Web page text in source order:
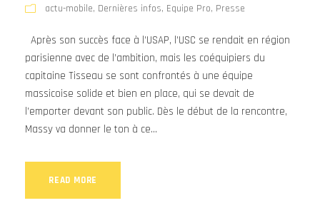
actu-mobile, Dernières infos, Equipe Pro, Presse
Après son succès face à l’USAP, l’USC se rendait en région
parisienne avec de l’ambition, mais les coéquipiers du
capitaine Tisseau se sont confrontés à une équipe
massicoise solide et bien en place, qui se devait de
l’emporter devant son public. Dès le début de la rencontre,
Massy va donner le ton à ce...
READ MORE